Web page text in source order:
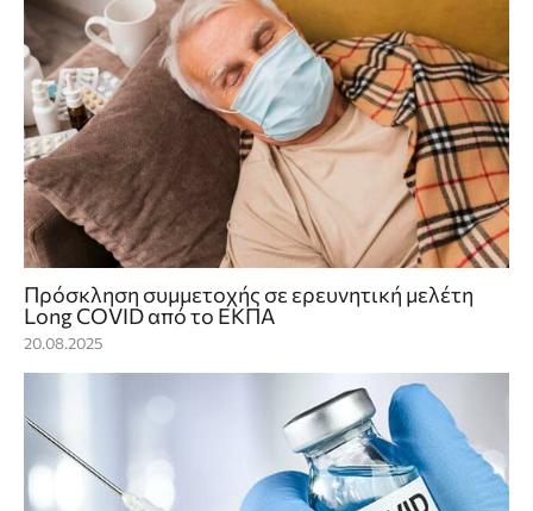
Πρόσκληση συμμετοχής σε ερευνητική μελέτη
Long COVID από το ΕΚΠΑ
20.08.2025